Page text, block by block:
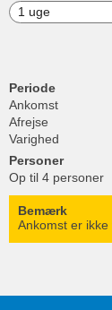
Periode
Ankomst
Afrejse
Varighed
Personer
Op til 4 personer
Bemærk
Ankomst er ikke